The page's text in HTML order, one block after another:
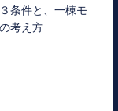
条件と、一棟モ
考え方